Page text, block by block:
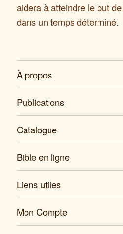
aidera à atteindre le but
dans un temps déterminé.
À propos
Publications
Catalogue
Bible en ligne
Liens utiles
Mon Compte